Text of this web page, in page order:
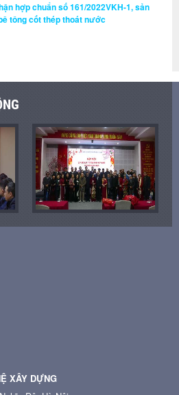
hợp chuẩn số 161/2022VKH-1, sản
tông cốt thép thoát nước
XÂY DỰNG